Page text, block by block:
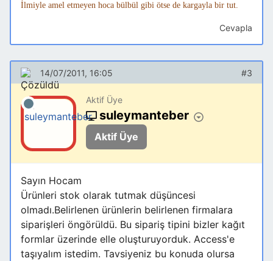
İlmiyle amel etmeyen hoca bülbül gibi ötse de kargayla bir tut.
Cevapla
14/07/2011, 16:05 #3
Aktif Üye
suleymanteber
Aktif Üye
Sayın Hocam
Ürünleri stok olarak tutmak düşüncesi
olmadı.Belirlenen ürünlerin belirlenen firmalara
siparişleri öngörüldü. Bu sipariş tipini bizler kağıt
formlar üzerinde elle oluşturuyorduk. Access'e
taşıyalım istedim. Tavsiyeniz bu konuda olursa